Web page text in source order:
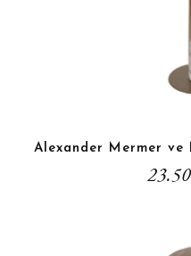
Alexander Mermer ve